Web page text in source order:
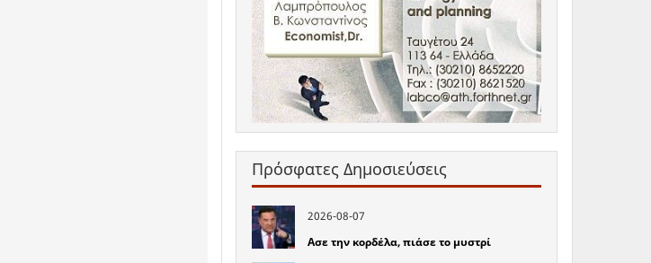
Πρόσφατες Δημοσιεύσεις
2026-08-07
Ασε την κορδέλα, πιάσε το μυστρί